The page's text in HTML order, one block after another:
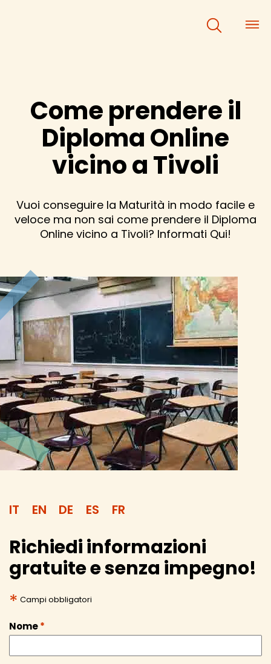
×
×
Come prendere il
Diploma Online
vicino a Tivoli
Vuoi conseguire la Maturità in modo facile e
veloce ma non sai come prendere il Diploma
Online vicino a Tivoli? Informati Qui!
IT EN DE ES FR
Richiedi informazioni
gratuite e senza impegno!
* Campi obbligatori
Nome*